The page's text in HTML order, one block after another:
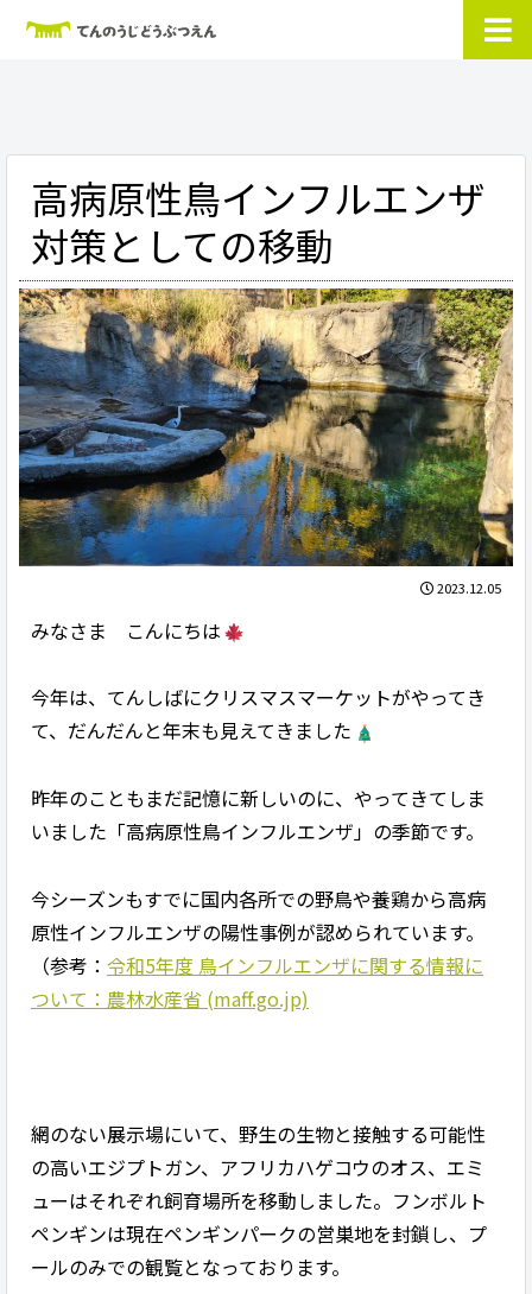
高病原性鳥インフルエンザ
対策としての移動
2023.12.05
みなさま こんにちは
今年は、てんしばにクリスマスマーケットがやってき
て、だんだんと年末も見えてきました
昨年のこともまだ記憶に新しいのに、やってきてしま
いました「高病原性鳥インフルエンザ」の季節です。
今シーズンもすでに国内各所での野鳥や養鶏から高病
原性インフルエンザの陽性事例が認められています。
（参考： 令和5年度 鳥インフルエンザに関する情報に
ついて：農林水産省 (maff.go.jp)
網のない展示場にいて、野生の生物と接触する可能性
の高いエジプトガン、アフリカハゲコウのオス、エミ
ューはそれぞれ飼育場所を移動しました。フンボルト
ペンギンは現在ペンギンパークの営巣地を封鎖し、プ
ールのみでの観覧となっております。